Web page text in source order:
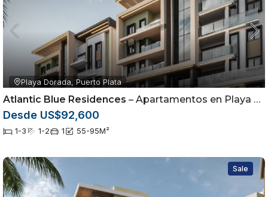
Playa Dorada, Puerto Plata
Atlantic Blue Residences – Apartamentos en Playa Dorada, Puerto Plata.
Desde US$92,600
1-3 1-2 1 55-95M²
Sale